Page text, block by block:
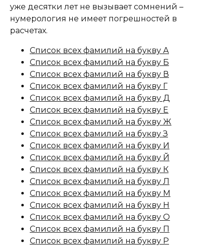
уже десятки лет не вызывает сомнений –
нумерология не имеет погрешностей в
расчетах.
Список всех фамилий на букву А
Список всех фамилий на букву Б
Список всех фамилий на букву В
Список всех фамилий на букву Г
Список всех фамилий на букву Д
Список всех фамилий на букву Е
Список всех фамилий на букву Ж
Список всех фамилий на букву З
Список всех фамилий на букву И
Список всех фамилий на букву Й
Список всех фамилий на букву К
Список всех фамилий на букву Л
Список всех фамилий на букву М
Список всех фамилий на букву Н
Список всех фамилий на букву О
Список всех фамилий на букву П
Список всех фамилий на букву Р